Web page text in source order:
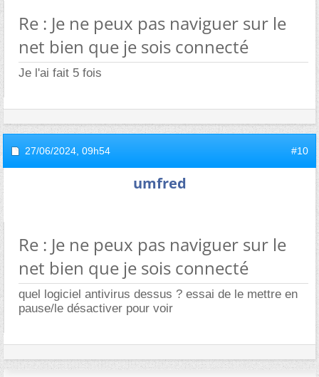
Re : Je ne peux pas naviguer sur le
net bien que je sois connecté
Je l'ai fait 5 fois
27/06/2024, 09h54 #10
umfred
Re : Je ne peux pas naviguer sur le
net bien que je sois connecté
quel logiciel antivirus dessus ? essai de le mettre en
pause/le désactiver pour voir